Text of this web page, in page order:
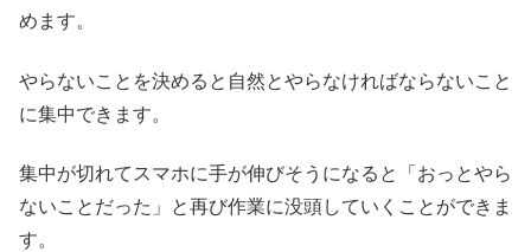
めます。
やらないことを決めると自然とやらなければならないこと
に集中できます。
集中が切れてスマホに手が伸びそうになると「おっとやら
ないことだった」と再び作業に没頭していくことができま
す。